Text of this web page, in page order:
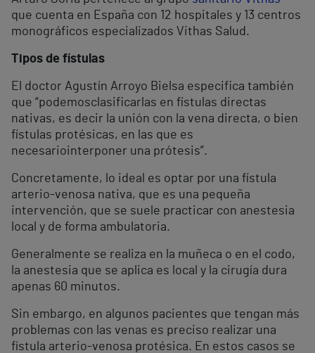
que cuenta en España con 12 hospitales y 13 centros
monográficos especializados Vithas Salud.
Tipos de fístulas
El doctor Agustín Arroyo Bielsa especifica también
que “podemosclasificarlas en fístulas directas
nativas, es decir la unión con la vena directa, o bien
fístulas protésicas, en las que es
necesariointerponer una prótesis”.
Concretamente, lo ideal es optar por una fístula
arterio-venosa nativa, que es una pequeña
intervención, que se suele practicar con anestesia
local y de forma ambulatoria.
Generalmente se realiza en la muñeca o en el codo,
la anestesia que se aplica es local y la cirugía dura
apenas 60 minutos.
Sin embargo, en algunos pacientes que tengan más
problemas con las venas es preciso realizar una
fístula arterio-venosa protésica. En estos casos se